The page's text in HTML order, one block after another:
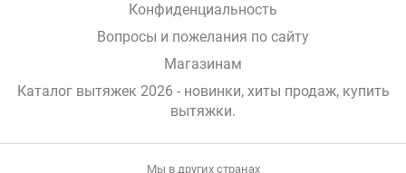
Конфиденциальность
Вопросы и пожелания по сайту
Магазинам
Каталог вытяжек 2026 - новинки, хиты продаж, купить
вытяжки.
Мы в других странах